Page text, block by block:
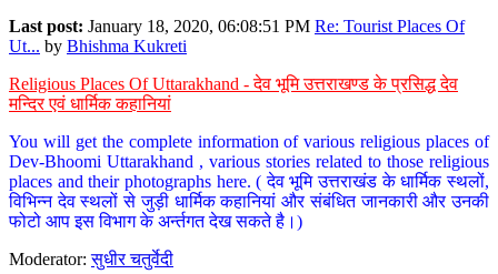
Last post: January 18, 2020, 06:08:51 PM Re: Tourist Places Of
Ut... by Bhishma Kukreti
Religious Places Of Uttarakhand - देव भूमि उत्तराखण्ड के प्रसिद्ध देव
मन्दिर एवं धार्मिक कहानियां
You will get the complete information of various religious places of
Dev-Bhoomi Uttarakhand , various stories related to those religious
places and their photographs here. ( देव भूमि उत्तराखंड के धार्मिक स्थलों,
विभिन्न देव स्थलों से जुड़ी धार्मिक कहानियां और संबंधित जानकारी और उनकी
फोटो आप इस विभाग के अर्न्तगत देख सकते है।)
Moderator:सुधीर चतुर्वेदी